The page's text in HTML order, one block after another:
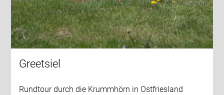
Greetsiel
Rundtour durch die Krummhörn in Ostfriesland